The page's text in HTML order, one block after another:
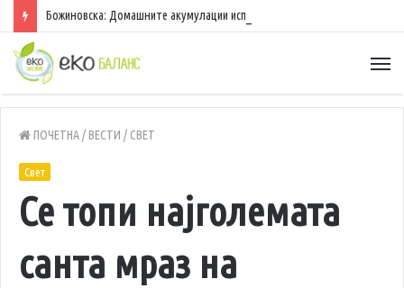
ПОЧЕТНА/ ВЕСТИ / СВЕТ
Свет
Се топи најголемата
санта мраз на